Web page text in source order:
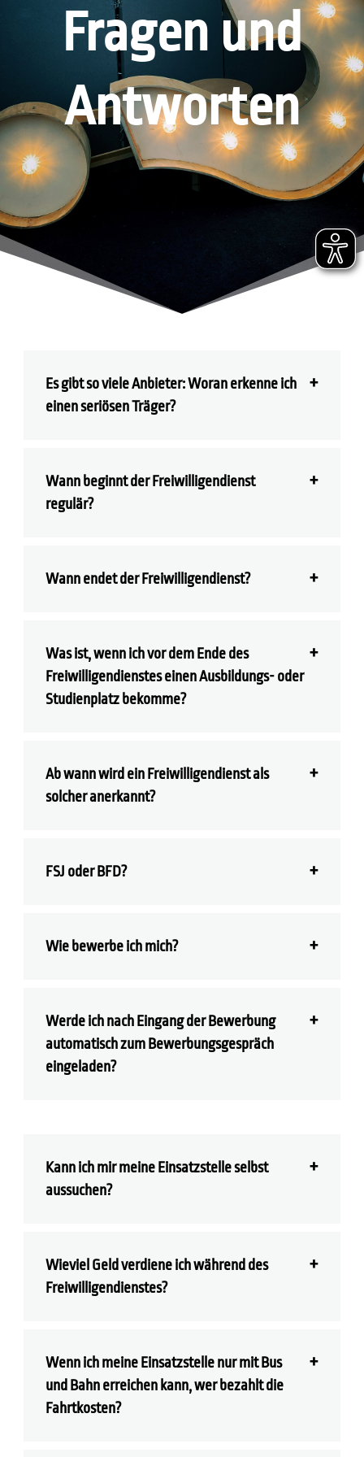
Fragen und
Antworten
Es gibt so viele Anbieter: Woran erkenne ich
einen seriösen Träger?
Wann beginnt der Freiwilligendienst
regulär?
Wann endet der Freiwilligendienst?
Was ist, wenn ich vor dem Ende des
Freiwilligendienstes einen Ausbildungs- oder
Studienplatz bekomme?
Ab wann wird ein Freiwilligendienst als
solcher anerkannt?
FSJ oder BFD?
Wie bewerbe ich mich?
Werde ich nach Eingang der Bewerbung
automatisch zum Bewerbungsgespräch
eingeladen?
Kann ich mir meine Einsatzstelle selbst
aussuchen?
Wieviel Geld verdiene ich während des
Freiwilligendienstes?
Wenn ich meine Einsatzstelle nur mit Bus
und Bahn erreichen kann, wer bezahlt die
Fahrtkosten?